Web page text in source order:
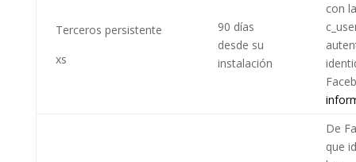
Terceros persistente
xs
90 días
desde su
instalación
con
De
que